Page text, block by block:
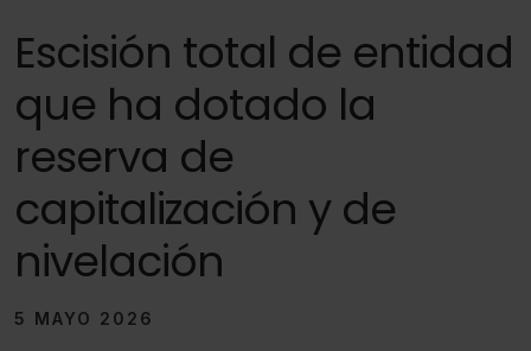
Escisión total de entidad
que ha dotado la
reserva de
capitalización y de
nivelación
5 MAYO 2026